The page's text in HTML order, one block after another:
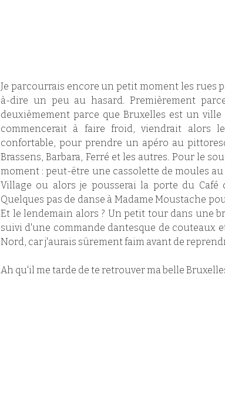
Je parcourrais encore un petit moment les rues
à-dire un peu au hasard. Premièrement
deuxièmement parce que Bruxelles est un
commencerait à faire froid, viendrait alors
confortable, pour prendre un apéro au
Brassens, Barbara, Ferré et les autres. Pour le
moment : peut-être une cassolette de moules
Village ou alors je pousserai la porte du Café
Quelques pas de danse à Madame Moustache
Et le lendemain alors ? Un petit tour dans une
suivi d'une commande dantesque de couteaux
Nord, car j'aurais sûrement faim avant de
Ah qu'il me tarde de te retrouver ma belle